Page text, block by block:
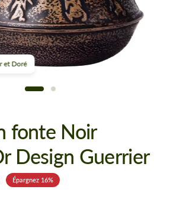
et Doré
fonte Noir
Design Guerrier
Épargnez 16%